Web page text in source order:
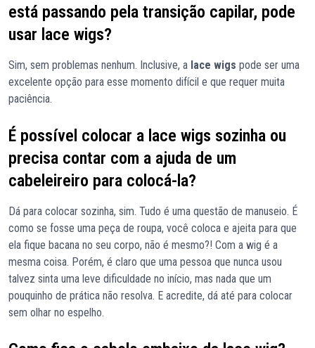
está passando pela transição capilar, pode
usar lace wigs?
Sim, sem problemas nenhum. Inclusive, a lace wigs pode ser uma
excelente opção para esse momento difícil e que requer muita
paciência.
É possível colocar a lace wigs sozinha ou
precisa contar com a ajuda de um
cabeleireiro para colocá-la?
Dá para colocar sozinha, sim. Tudo é uma questão de manuseio. É
como se fosse uma peça de roupa, você coloca e ajeita para que
ela fique bacana no seu corpo, não é mesmo?! Com a wig é a
mesma coisa. Porém, é claro que uma pessoa que nunca usou
talvez sinta uma leve dificuldade no início, mas nada que um
pouquinho de prática não resolva. E acredite, dá até para colocar
sem olhar no espelho.